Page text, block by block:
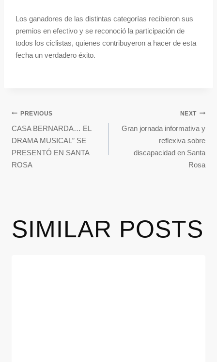
Los ganadores de las distintas categorías recibieron sus
premios en efectivo y se reconoció la participación de
todos los ciclistas, quienes contribuyeron a hacer de esta
fecha un verdadero éxito.
PREVIOUS
CASA BERNARDA… EL
DRAMA MUSICAL” SE
PRESENTÓ EN SANTA
ROSA
NEXT
Gran jornada informativa y
reflexiva sobre
discapacidad en Santa
Rosa
SIMILAR POSTS